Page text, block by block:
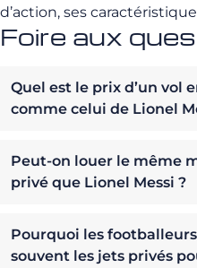
d’action, ses
Foire aux
Quel est le prix d’un vol
comme celui de Lionel
Peut-on louer le même
privé que Lionel Messi ?
Pourquoi les
souvent les jets privés